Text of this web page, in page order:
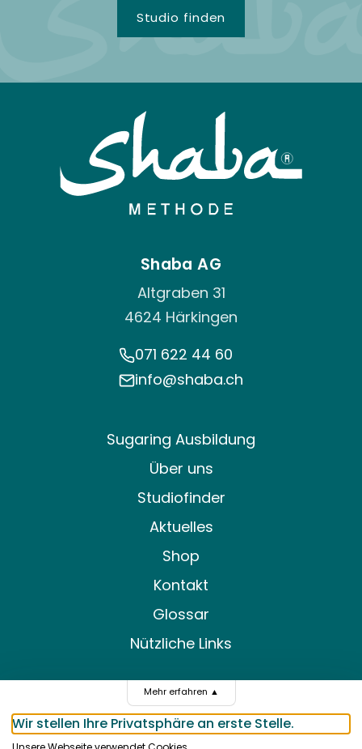
Studio finden
Shaba AG
Altgraben 31
4624 Härkingen
071 622 44 60
info@shaba.ch
Sugaring Ausbildung
Über uns
Studiofinder
Aktuelles
Shop
Kontakt
Glossar
Nützliche Links
DE FR
Mehr erfahren ▲
Wir stellen Ihre Privatsphäre an erste Stelle.